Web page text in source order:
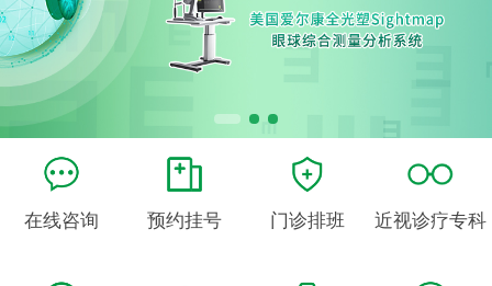
在线咨询 预约挂号 门诊排班 近视诊疗专科